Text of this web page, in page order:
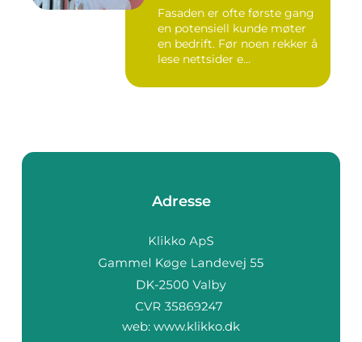
Fasaden er ofte første gang
en potensiell kunde møter
en bedrift. Før noen rekker å
lese nettsider e...
Adresse
web: www.klikko.dk